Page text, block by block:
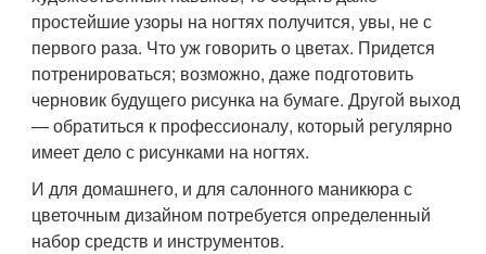
простейшие узоры на ногтях получится, увы, не с
первого раза. Что уж говорить о цветах. Придется
потренироваться; возможно, даже подготовить
черновик будущего рисунка на бумаге. Другой выход
— обратиться к профессионалу, который регулярно
имеет дело с рисунками на ногтях.
И для домашнего, и для салонного маникюра с
цветочным дизайном потребуется определенный
набор средств и инструментов.